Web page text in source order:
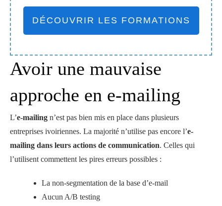
DÉCOUVRIR LES FORMATIONS
Avoir une mauvaise
approche en e-mailing
L’e-mailing n’est pas bien mis en place dans plusieurs
entreprises ivoiriennes. La majorité n’utilise pas encore l’e-
mailing dans leurs actions de communication. Celles qui
l’utilisent commettent les pires erreurs possibles :
La non-segmentation de la base d’e-mail
Aucun A/B testing